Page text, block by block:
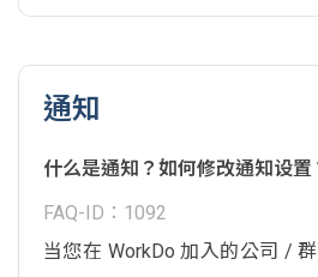
通知
什么是通知？如何修改通知设置
FAQ-ID：1092
当您在 WorkDo 加入的公司 /